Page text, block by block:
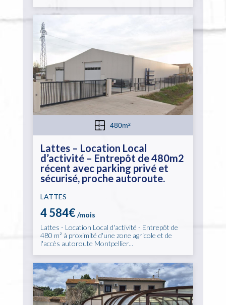
480m²
Lattes – Location Local
d’activité – Entrepôt de 480m2
récent avec parking privé et
sécurisé, proche autoroute.
LATTES
4 584€/mois
Lattes - Location Local d'activité - Entrepôt de
480 m² à proximité d'une zone agricole et de
l'accès autoroute Montpellier...